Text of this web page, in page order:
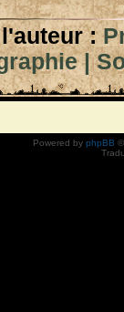
:
|
Powered by phpBB